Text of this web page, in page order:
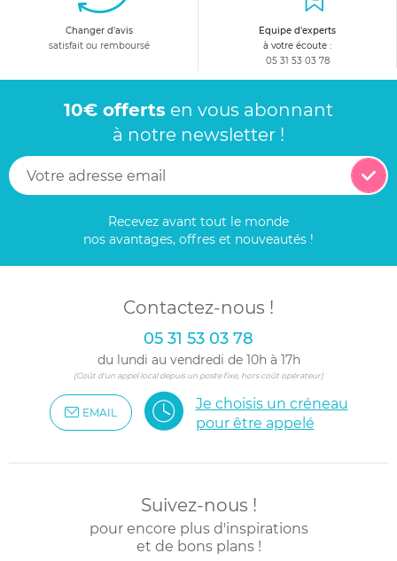
Changer d'avis
satisfait ou remboursé
Equipe d'experts
à votre écoute :
05 31 53 03 78
10€ offerts en vous abonnant
à notre newsletter !
Recevez avant tout le monde
nos avantages, offres et nouveautés !
Contactez-nous !
05 31 53 03 78
du lundi au vendredi de 10h à 17h
(Coût d'un appel local depuis un poste fixe, hors coût opérateur)
EMAIL
Je choisis un créneau
pour être appelé
Suivez-nous !
pour encore plus d'inspirations
et de bons plans !